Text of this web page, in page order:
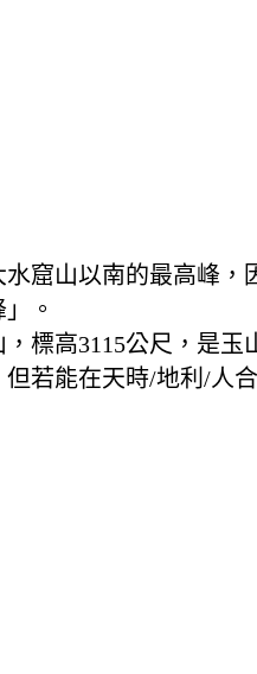
窟山以南的最高峰
。
標高3115公尺，是玉
若能在天時/地利/人